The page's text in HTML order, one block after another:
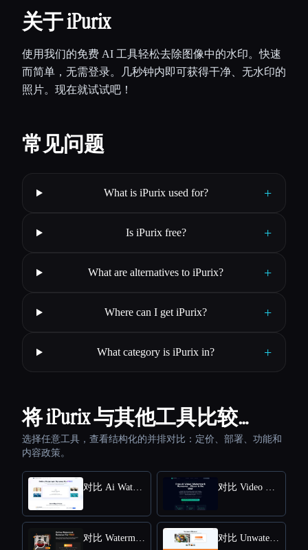
关于 iPurix
使用我们的免费 AI 工具轻松去除图像中的水印。快速
而简单，无需登录。几秒钟内即可获得干净、无水印的
照片。现在就试试吧！
常见问题
What is iPurix used for? +
Is iPurix free? +
What are alternatives to iPurix? +
Where can I get iPurix? +
What category is iPurix in? +
将 iPurix 与其他工具比较…
选择任意工具，查看结构化的并排对比：定价、部署、功能和
内容政策。
对比 Ai Watermark Remover 对比 Video Watermark Remove AI
对比 Watermark Remover 对比 Unwatermark.AI